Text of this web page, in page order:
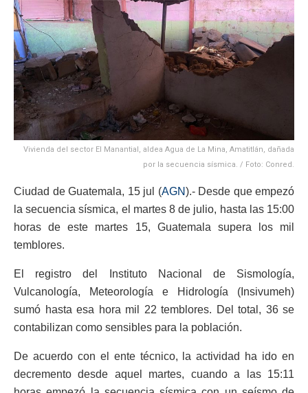
Vivienda del sector El Manantial, aldea Agua de La Mina, Amatitlán, dañada
por la secuencia sísmica. / Foto: Conred.
Ciudad de Guatemala, 15 jul (AGN).- Desde que empezó
la secuencia sísmica, el martes 8 de julio, hasta las 15:00
horas de este martes 15, Guatemala supera los mil
temblores.
El registro del Instituto Nacional de Sismología,
Vulcanología, Meteorología e Hidrología (Insivumeh)
sumó hasta esa hora mil 22 temblores. Del total, 36 se
contabilizan como sensibles para la población.
De acuerdo con el ente técnico, la actividad ha ido en
decremento desde aquel martes, cuando a las 15:11